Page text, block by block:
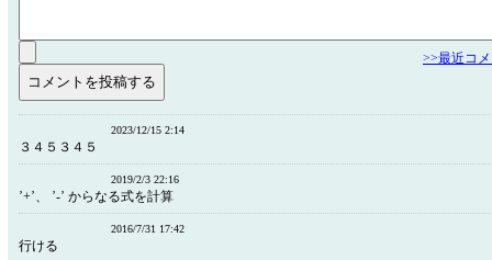
>>最近コ
2023/12/15 2:14
３４５３４５
2019/2/3 22:16
’+’、 ’-’ からなる式を計算
2016/7/31 17:42
行ける